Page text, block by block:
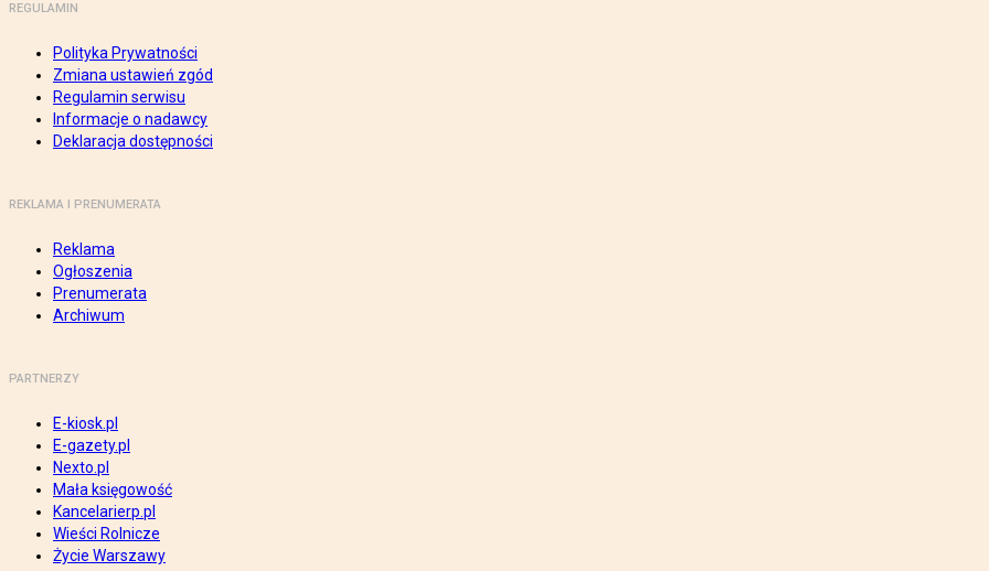
REGULAMIN
Polityka Prywatności
Zmiana ustawień zgód
Regulamin serwisu
Informacje o nadawcy
Deklaracja dostępności
REKLAMA I PRENUMERATA
Reklama
Ogłoszenia
Prenumerata
Archiwum
PARTNERZY
E-kiosk.pl
E-gazety.pl
Nexto.pl
Mała księgowość
Kancelarierp.pl
Wieści Rolnicze
Życie Warszawy